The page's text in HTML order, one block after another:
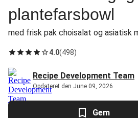
plantefarsbowl
med frisk pak choisalat og asiatisk
4.0(498)
Recipe Development Team
Opdateret den June 09, 2026
Gem